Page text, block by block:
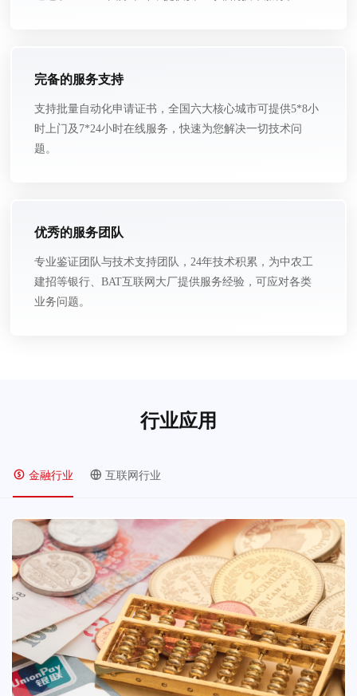
完备的服务支持
支持批量自动化申请证书，全国六大核心城市可提供5*8小
时上门及7*24小时在线服务，快速为您解决一切技术问
题。
优秀的服务团队
专业鉴证团队与技术支持团队，24年技术积累，为中农工
建招等银行、BAT互联网大厂提供服务经验，可应对各类
业务问题。
行业应用
金融行业 互联网行业